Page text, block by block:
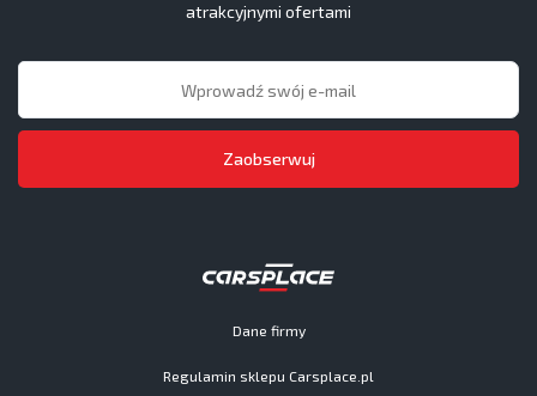
Dane firmy
Regulamin sklepu Carsplace.pl
atrakcyjnymi ofertami
Zaobserwuj